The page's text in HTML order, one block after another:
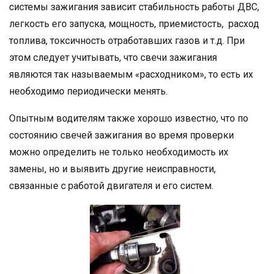
системы зажигания зависит стабильность работы ДВС,
легкость его запуска, мощность, приемистость, расход
топлива, токсичность отработавших газов и т.д. При
этом следует учитывать, что свечи зажигания
являются так называемым «расходником», то есть их
необходимо периодически менять.
Опытным водителям также хорошо известно, что по
состоянию свечей зажигания во время проверки
можно определить не только необходимость их
замены, но и выявить другие неисправности,
связанные с работой двигателя и его систем.